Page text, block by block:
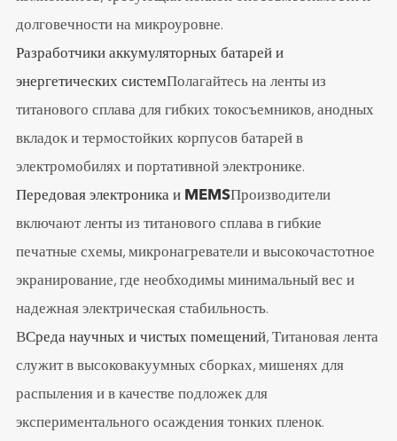
долговечности на микроуровне.
Разработчики аккумуляторных батарей и
энергетических системПолагайтесь на ленты из
титанового сплава для гибких токосъемников, анодных
вкладок и термостойких корпусов батарей в
электромобилях и портативной электронике.
Передовая электроника и MEMSПроизводители
включают ленты из титанового сплава в гибкие
печатные схемы, микронагреватели и высокочастотное
экранирование, где необходимы минимальный вес и
надежная электрическая стабильность.
ВСреда научных и чистых помещений, Титановая лента
служит в высоковакуумных сборках, мишенях для
распыления и в качестве подложек для
экспериментального осаждения тонких пленок.